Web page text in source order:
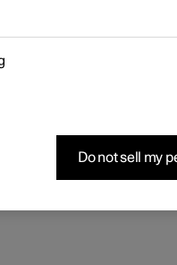
variar de un
I. De este modo se
Do not sell my